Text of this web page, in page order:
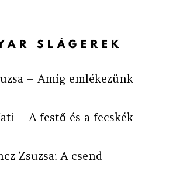
SLÁGEREK
– Amíg emlékezünk
– A festő és a fecskék
Zsuzsa: A csend